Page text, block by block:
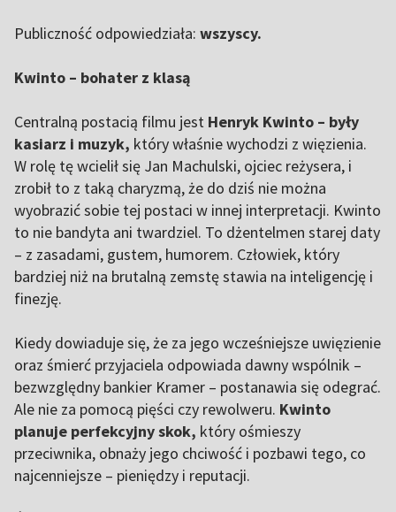
Publiczność odpowiedziała: wszyscy.
Kwinto – bohater z klasą
Centralną postacią filmu jest Henryk Kwinto – były
kasiarz i muzyk, który właśnie wychodzi z więzienia.
W rolę tę wcielił się Jan Machulski, ojciec reżysera, i
zrobił to z taką charyzmą, że do dziś nie można
wyobrazić sobie tej postaci w innej interpretacji. Kwinto
to nie bandyta ani twardziel. To dżentelmen starej daty
– z zasadami, gustem, humorem. Człowiek, który
bardziej niż na brutalną zemstę stawia na inteligencję i
finezję.
Kiedy dowiaduje się, że za jego wcześniejsze uwięzienie
oraz śmierć przyjaciela odpowiada dawny wspólnik –
bezwzględny bankier Kramer – postanawia się odegrać.
Ale nie za pomocą pięści czy rewolweru. Kwinto
planuje perfekcyjny skok, który ośmieszy
przeciwnika, obnaży jego chciwość i pozbawi tego, co
najcenniejsze – pieniędzy i reputacji.